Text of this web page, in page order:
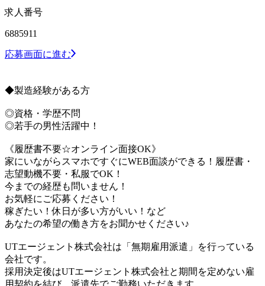
求人番号
6885911
応募画面に進む
◆製造経験がある方
◎資格・学歴不問
◎若手の男性活躍中！
《履歴書不要☆オンライン面接OK》
家にいながらスマホですぐにWEB面談ができる！履歴書・
志望動機不要・私服でOK！
今までの経歴も問いません！
お気軽にご応募ください！
稼ぎたい！休日が多い方がいい！など
あなたの希望の働き方をお聞かせください♪
UTエージェント株式会社は「無期雇用派遣」を行っている
会社です。
採用決定後はUTエージェント株式会社と期間を定めない雇
用契約を結び、派遣先でご勤務いただきます。